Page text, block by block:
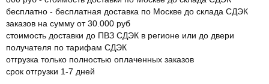
бесплатно - бесплатная доставка по Москве до склада СДЭК
заказов на сумму от 30.000 руб
стоимость доставки до ПВЗ СДЭК в регионе или до двери
получателя по тарифам СДЭК
отгрузка только полностью оплаченных заказов
срок отгрузки 1-7 дней